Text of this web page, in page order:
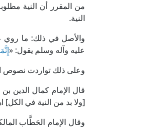
من المقرر أن النية
النية.
والأصل في ذلك: ما روي
عليه وآله وسلم يقول: «
وعلى ذلك تواردت نصوص
[ولا بد من النية في الكل]